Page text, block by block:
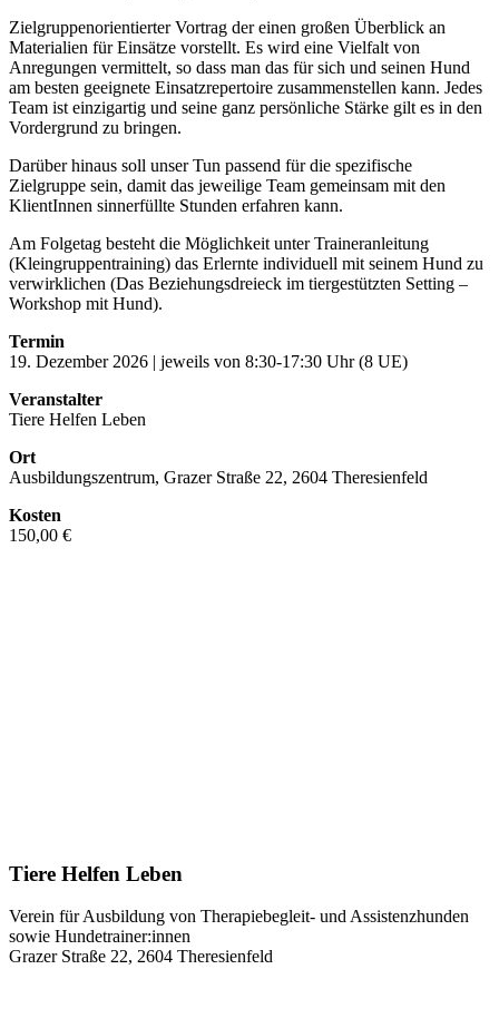
Zielgruppenorientierter Vortrag der einen großen Überblick an
Materialien für Einsätze vorstellt. Es wird eine Vielfalt von
Anregungen vermittelt, so dass man das für sich und seinen Hund
am besten geeignete Einsatzrepertoire zusammenstellen kann. Jedes
Team ist einzigartig und seine ganz persönliche Stärke gilt es in den
Vordergrund zu bringen.
Darüber hinaus soll unser Tun passend für die spezifische
Zielgruppe sein, damit das jeweilige Team gemeinsam mit den
KlientInnen sinnerfüllte Stunden erfahren kann.
Am Folgetag besteht die Möglichkeit unter Traineranleitung
(Kleingruppentraining) das Erlernte individuell mit seinem Hund zu
verwirklichen (Das Beziehungsdreieck im tiergestützten Setting –
Workshop mit Hund).
Termin
19. Dezember 2026 | jeweils von 8:30-17:30 Uhr (8 UE)
Veranstalter
Tiere Helfen Leben
Ort
Ausbildungszentrum, Grazer Straße 22, 2604 Theresienfeld
Kosten
150,00 €
Tiere Helfen Leben
Verein für Ausbildung von Therapiebegleit- und Assistenzhunden
sowie Hundetrainer:innen
Grazer Straße 22, 2604 Theresienfeld